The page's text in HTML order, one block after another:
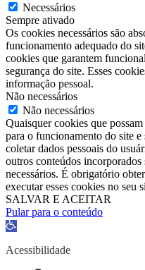
Necessários
Sempre ativado
Os cookies necessários são
funcionamento adequado do
cookies que garantem
segurança do site. Esses
informação pessoal.
Não necessários
Não necessários
Quaisquer cookies que
para o funcionamento do site e
coletar dados pessoais do
outros conteúdos
necessários. É obrigatório
executar esses cookies no seu
SALVAR E ACEITAR
Pular para o conteúdo
Barra
Ferramentas
Acessibilidade